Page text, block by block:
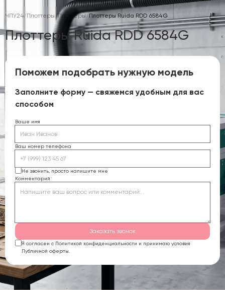
ЧПУ24/Плоттеры/Плоттеры/Плоттеры Ruida RDD 6584G
Плоттеры Ruida RDD 6584G
Поможем подобрать нужную модель
Заполните форму — свяжемся удобным для вас
способом
Ваше имя
Ваш номер телефона
Не звонить, просто напишите мне
Комментарий
Заказать звонок
Я согласен с Политикой конфиденциальности и принимаю условия
Публичной оферты.